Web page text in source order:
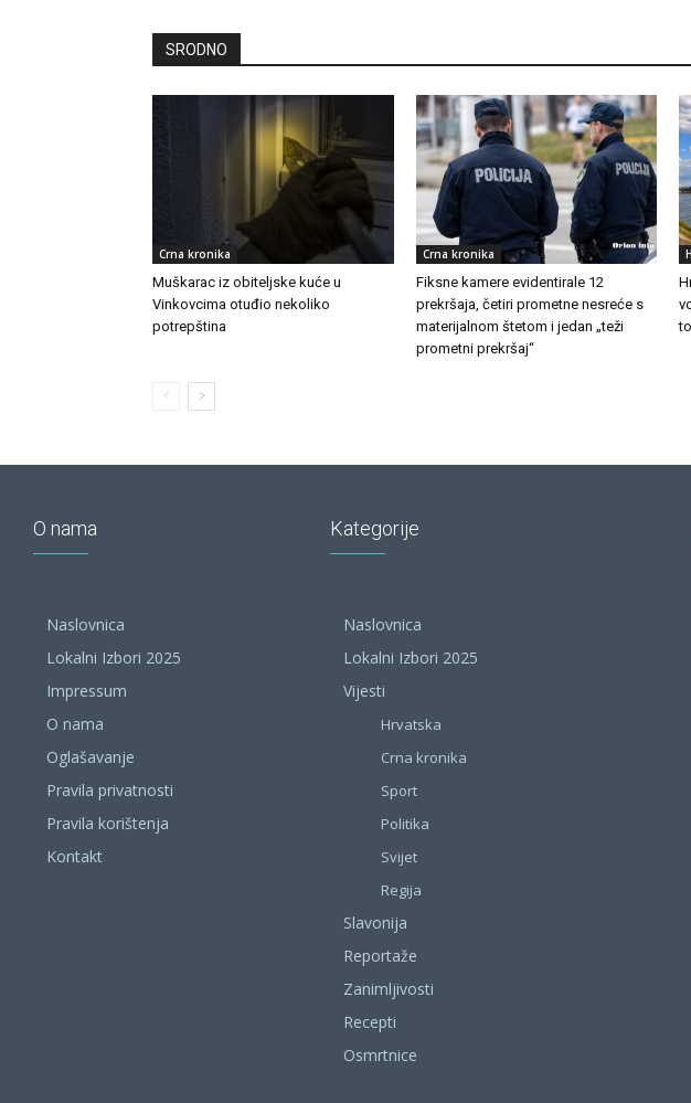
SRODNO
Crna kronika
Muškarac iz obiteljske kuće u
Vinkovcima otuđio nekoliko
potrepština
Crna kronika
Fiksne kamere evidentirale 12
prekršaja, četiri prometne nesreće s
materijalnom štetom i jedan „teži
prometni prekršaj“
O nama
Naslovnica
Lokalni Izbori 2025
Impressum
O nama
Oglašavanje
Pravila privatnosti
Pravila korištenja
Kontakt
Kategorije
Naslovnica
Lokalni Izbori 2025
Vijesti
Hrvatska
Crna kronika
Sport
Politika
Svijet
Regija
Slavonija
Reportaže
Zanimljivosti
Recepti
Osmrtnice